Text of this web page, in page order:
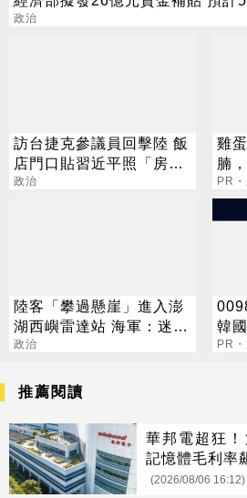
政治
訪台捷克參議員回擊陸 飯
店門口貼習近平照「房間
不歡迎壞鬼」
政治
雞
腩
瘦
PR
陸客「攀過懸崖」進入澎
湖西嶼雷達站 海軍：迷路
誤闖
政治
韓
募
PR
推薦閱讀
華邦電超狂
記憶體毛利率
(2026/08/06 16:12)